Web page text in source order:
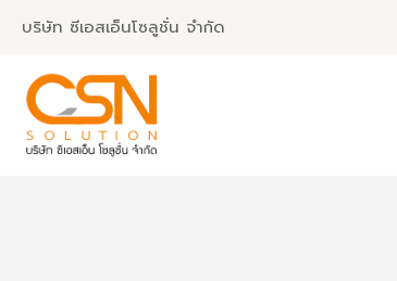
content
บริษัท ซีเอสเอ็นโซลูชั่น จำกัด